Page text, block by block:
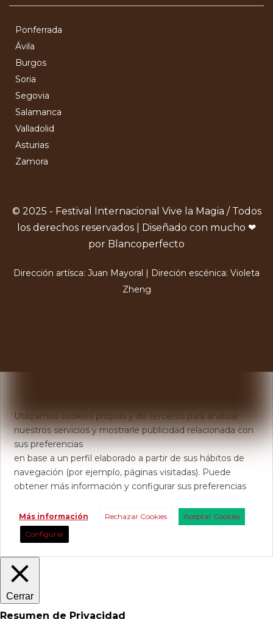
Ponferrada
Ávila
Burgos
Soria
Segovia
Salamanca
Valladolid
Asturias
Zamora
© 2025 - Festival Internacional Vive la Magia / Todos
los derechos reservados | Diseñado con mucho ❤
por Blancoperfecto
Dirección artísca: Juan Mayoral | Direción escénica: Violeta
Zheng
Utilizamos cookies propias y de terceros para analizar
nuestros servicios y mostrarle publicidad relacionada con
sus preferencias
en base a un perfil elaborado a partir de sus hábitos de
navegación (por ejemplo, páginas visitadas). Puede
obtener más información y configurar sus preferencias
Más información Rechazar Cookies
Aceptar Cookies
Configurar
Cerrar
Resumen de Privacidad